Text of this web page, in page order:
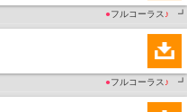
●フルコーラス ♪ ┛
●フルコーラス ♪ ┛